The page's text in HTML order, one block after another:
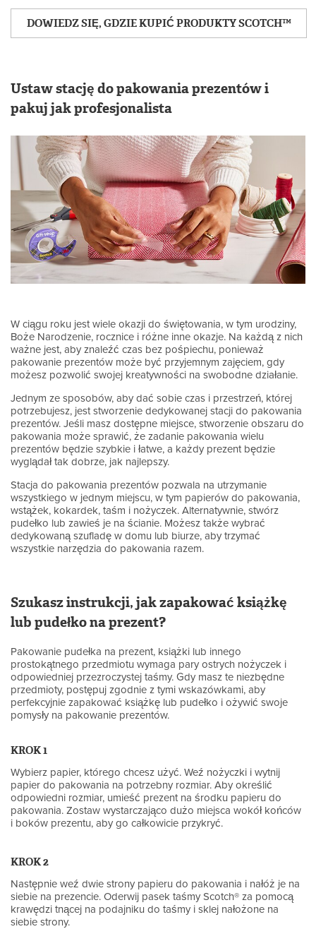
DOWIEDZ SIĘ, GDZIE KUPIĆ PRODUKTY SCOTCH™
Ustaw stację do pakowania prezentów i
pakuj jak profesjonalista
W ciągu roku jest wiele okazji do świętowania, w tym urodziny,
Boże Narodzenie, rocznice i różne inne okazje. Na każdą z nich
ważne jest, aby znaleźć czas bez pośpiechu, ponieważ
pakowanie prezentów może być przyjemnym zajęciem, gdy
możesz pozwolić swojej kreatywności na swobodne działanie.
Jednym ze sposobów, aby dać sobie czas i przestrzeń, której
potrzebujesz, jest stworzenie dedykowanej stacji do pakowania
prezentów. Jeśli masz dostępne miejsce, stworzenie obszaru do
pakowania może sprawić, że zadanie pakowania wielu
prezentów będzie szybkie i łatwe, a każdy prezent będzie
wyglądał tak dobrze, jak najlepszy.
Stacja do pakowania prezentów pozwala na utrzymanie
wszystkiego w jednym miejscu, w tym papierów do pakowania,
wstążek, kokardek, taśm i nożyczek. Alternatywnie, stwórz
pudełko lub zawieś je na ścianie. Możesz także wybrać
dedykowaną szufladę w domu lub biurze, aby trzymać
wszystkie narzędzia do pakowania razem.
Szukasz instrukcji, jak zapakować książkę
lub pudełko na prezent?
Pakowanie pudełka na prezent, książki lub innego
prostokątnego przedmiotu wymaga pary ostrych nożyczek i
odpowiedniej przezroczystej taśmy. Gdy masz te niezbędne
przedmioty, postępuj zgodnie z tymi wskazówkami, aby
perfekcyjnie zapakować książkę lub pudełko i ożywić swoje
pomysły na pakowanie prezentów.
KROK 1
Wybierz papier, którego chcesz użyć. Weź nożyczki i wytnij
papier do pakowania na potrzebny rozmiar. Aby określić
odpowiedni rozmiar, umieść prezent na środku papieru do
pakowania. Zostaw wystarczająco dużo miejsca wokół końców
i boków prezentu, aby go całkowicie przykryć.
KROK 2
Następnie weź dwie strony papieru do pakowania i nałóż je na
siebie na prezencie. Oderwij pasek taśmy Scotch® za pomocą
krawędzi tnącej na podajniku do taśmy i sklej nałożone na
siebie strony.